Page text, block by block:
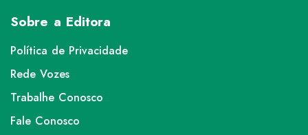
Sobre a Editora
Política de Privacidade
Rede Vozes
Trabalhe Conosco
Fale Conosco